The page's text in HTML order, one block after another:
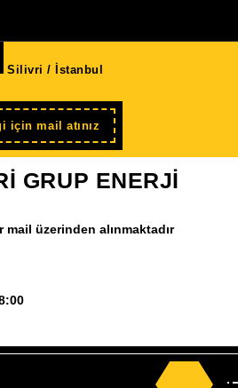
Silivri / İstanbul
için mail atınız Şimdi
kayıt
GRUP ENERJİ
mail üzerinden alınmaktadır